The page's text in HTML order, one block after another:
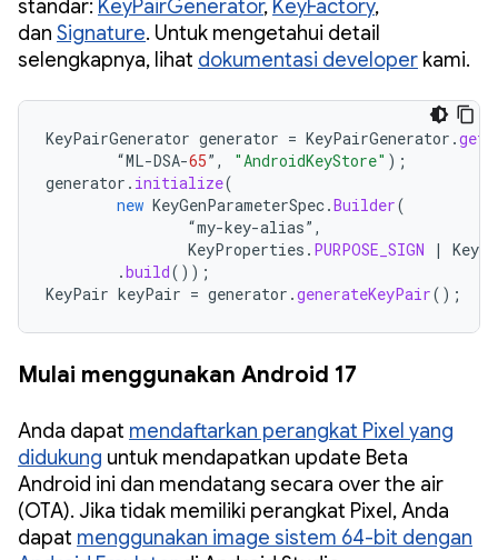
standar: KeyPairGenerator, KeyFactory,
dan Signature. Untuk mengetahui detail
selengkapnya, lihat dokumentasi developer kami.
KeyPairGenerator generator = KeyPairGenerator .
“ML-DSA-65” , "AndroidKeyStore" );
generator . initialize(
new KeyGenParameterSpec.Builder(
“my-key-alias” ,
KeyProperties . PURPOSE_SIGN |
.build());
KeyPair keyPair = generator .generateKeyPair();
Mulai menggunakan Android 17
Anda dapat mendaftarkan perangkat Pixel yang
didukung untuk mendapatkan update Beta
Android ini dan mendatang secara over the air
(OTA). Jika tidak memiliki perangkat Pixel, Anda
dapat menggunakan image sistem 64-bit dengan